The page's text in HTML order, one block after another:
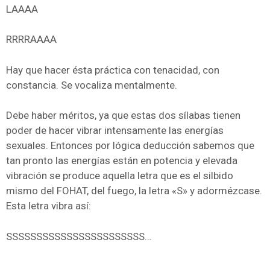
LAAAA
RRRRAAAA
Hay que hacer ésta práctica con tenacidad, con
constancia. Se vocaliza mentalmente.
Debe haber méritos, ya que estas dos sílabas tienen
poder de hacer vibrar intensamente las energías
sexuales. Entonces por lógica deducción sabemos que
tan pronto las energías están en potencia y elevada
vibración se produce aquella letra que es el silbido
mismo del FOHAT, del fuego, la letra «S» y adormézcase.
Esta letra vibra así:
SSSSSSSSSSSSSSSSSSSSSSS…